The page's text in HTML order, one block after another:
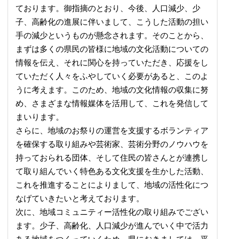
ております。御指摘のとおり、今後、人口減少、少
子、高齢化の進展に伴いまして、こうした活動の担い
手の減少というものが懸念されます。そのことから、
まずは多くの県民の皆様に地域の文化活動についての
情報を伝え、それに関心を持っていただき、応援をし
ていただく人々をふやしていく必要があると、このよ
うに考えます。このため、地域の文化情報の収集に努
め、さまざまな情報媒体を活用して、これを発信して
まいります。
さらに、地域のお祭りの運営を支援するボランティア
を確保する取り組みや芸術家、芸術分野のノウハウを
持っておられる団体、そして住民の皆さんとが連携し
て取り組んでいく特色ある文化支援を生かした活動、
これを推進することによりまして、地域の活性化につ
なげていきたいと考えております。
次に、地域コミュニティー活性化の取り組みでござい
ます。少子、高齢化、人口減少が進んでいく中で活力